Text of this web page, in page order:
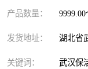
产品数量： 9999.00
发货地址： 湖北省
关键词： 武汉保